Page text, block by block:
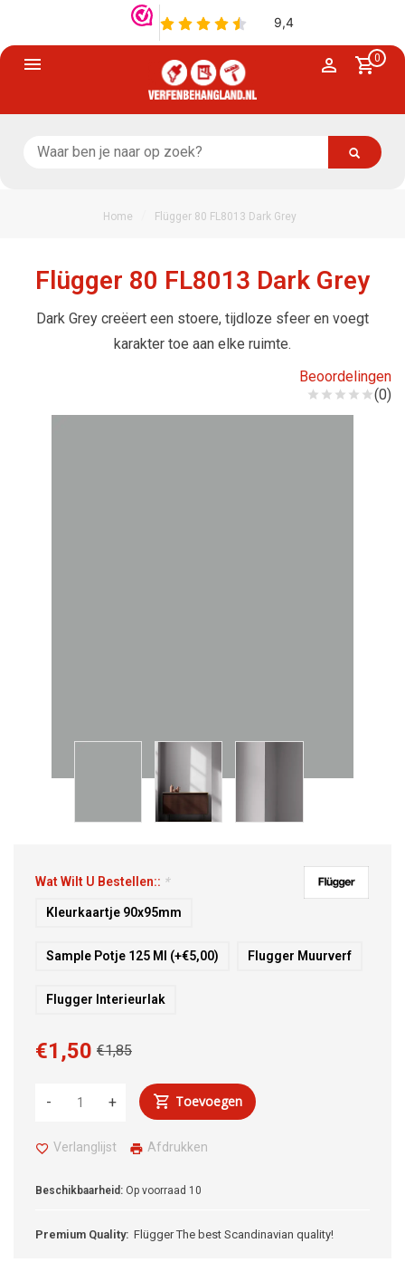
0
Home Flügger 80 FL8013 Dark Grey
Flügger 80 FL8013 Dark Grey
Dark Grey creëert een stoere, tijdloze sfeer en voegt
karakter toe aan elke ruimte.
Beoordelingen
(0)
Wat Wilt U Bestellen:: *
Kleurkaartje 90x95mm
Sample Potje 125 Ml (+€5,00) Flugger Muurverf
Flugger Interieurlak
€1,85
€1,50
+
- Toevoegen
Verlanglijst Afdrukken
Beschikbaarheid: Op voorraad 10
Premium Quality: Flügger The best Scandinavian quality!